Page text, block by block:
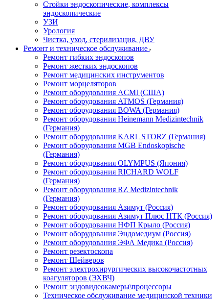
Стойки эндоскопические, комплексы
эндоскопические
УЗИ
Урология
Чистка, уход, стерилизация, ДВУ
Ремонт и техническое обслуживание
Ремонт гибких эндоскопов
Ремонт жестких эндоскопов
Ремонт медицинских инструментов
Ремонт морцеляторов
Ремонт оборудования ACMI (США)
Ремонт оборудования ATMOS (Германия)
Ремонт оборудования BOWA (Германия)
Ремонт оборудования Heinemann Medizintechnik
(Германия)
Ремонт оборудования KARL STORZ (Германия)
Ремонт оборудования MGB Endoskopische
(Германия)
Ремонт оборудования OLYMPUS (Япония)
Ремонт оборудования RICHARD WOLF
(Германия)
Ремонт оборудования RZ Medizintechnik
(Германия)
Ремонт оборудования Азимут (Россия)
Ремонт оборудования Азимут Плюс НТК (Россия)
Ремонт оборудования НФП Крыло (Россия)
Ремонт оборудования Эндомедиум (Россия)
Ремонт оборудования ЭФА Медика (Россия)
Ремонт резектоскопа
Ремонт Шейверов
Ремонт электрохирургических высокочастотных
коагуляторов (ЭХВЧ)
Ремонт эндовидеокамеры\процессоры
Техническое обслуживание медицинской техники